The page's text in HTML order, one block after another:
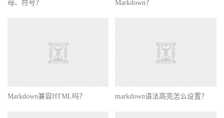
母、符号？
Markdown？
Markdown兼容HTML吗？ markdown语法高亮怎么设置？